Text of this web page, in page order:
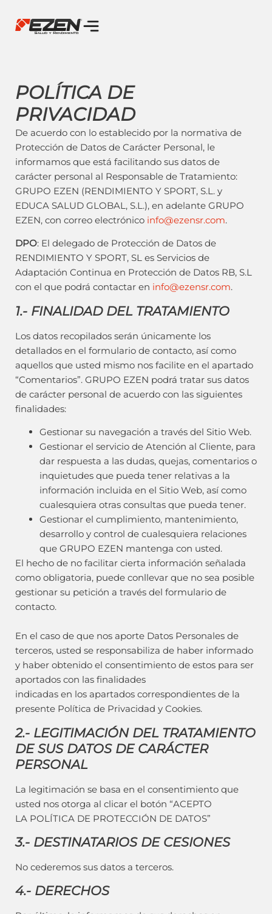
POLÍTICA DE
PRIVACIDAD
De acuerdo con lo establecido por la normativa de
Protección de Datos de Carácter Personal, le
informamos que está facilitando sus datos de
carácter personal al Responsable de Tratamiento:
GRUPO EZEN (RENDIMIENTO Y SPORT, S.L. y
EDUCA SALUD GLOBAL, S.L.), en adelante GRUPO
EZEN, con correo electrónico info@ezensr.com.
DPO: El delegado de Protección de Datos de
RENDIMIENTO Y SPORT, SL es Servicios de
Adaptación Continua en Protección de Datos RB, S.L
con el que podrá contactar en info@ezensr.com.
1.- FINALIDAD DEL TRATAMIENTO
Los datos recopilados serán únicamente los
detallados en el formulario de contacto, así como
aquellos que usted mismo nos facilite en el apartado
“Comentarios”. GRUPO EZEN podrá tratar sus datos
de carácter personal de acuerdo con las siguientes
finalidades:
Gestionar su navegación a través del Sitio Web.
Gestionar el servicio de Atención al Cliente, para
dar respuesta a las dudas, quejas, comentarios o
inquietudes que pueda tener relativas a la
información incluida en el Sitio Web, así como
cualesquiera otras consultas que pueda tener.
Gestionar el cumplimiento, mantenimiento,
desarrollo y control de cualesquiera relaciones
que GRUPO EZEN mantenga con usted.
El hecho de no facilitar cierta información señalada
como obligatoria, puede conllevar que no sea posible
gestionar su petición a través del formulario de
contacto.
En el caso de que nos aporte Datos Personales de
terceros, usted se responsabiliza de haber informado
y haber obtenido el consentimiento de estos para ser
aportados con las finalidades
indicadas en los apartados correspondientes de la
presente Política de Privacidad y Cookies.
2.- LEGITIMACIÓN DEL TRATAMIENTO
DE SUS DATOS DE CARÁCTER
PERSONAL
La legitimación se basa en el consentimiento que
usted nos otorga al clicar el botón “ACEPTO
LA POLÍTICA DE PROTECCIÓN DE DATOS”
3.- DESTINATARIOS DE CESIONES
No cederemos sus datos a terceros.
4.- DERECHOS